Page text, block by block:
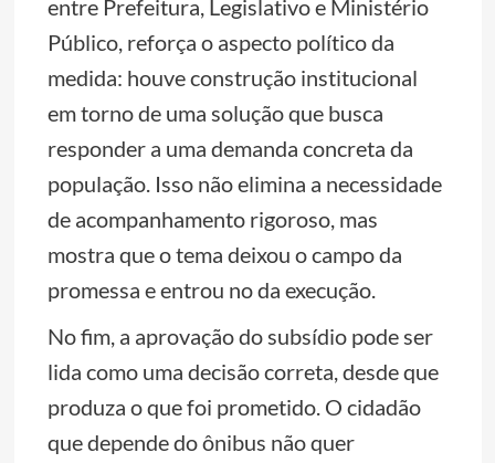
entre Prefeitura, Legislativo e Ministério
Público, reforça o aspecto político da
medida: houve construção institucional
em torno de uma solução que busca
responder a uma demanda concreta da
população. Isso não elimina a necessidade
de acompanhamento rigoroso, mas
mostra que o tema deixou o campo da
promessa e entrou no da execução.
No fim, a aprovação do subsídio pode ser
lida como uma decisão correta, desde que
produza o que foi prometido. O cidadão
que depende do ônibus não quer